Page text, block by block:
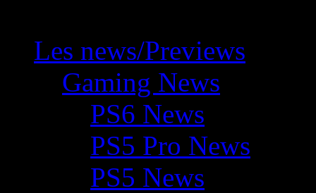
Les news/Previews
Gaming News
PS6 News
PS5 Pro News
PS5 News